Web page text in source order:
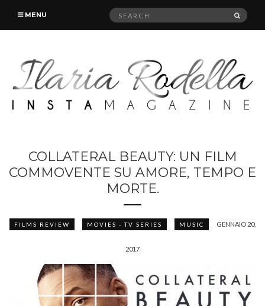
MENU
Search
COLLATERAL BEAUTY: UN FILM
COMMOVENTE SU AMORE, TEMPO E
MORTE.
FILMS REVIEW MOVIES - TV SERIES MUSIC GENNAIO 20,
2017